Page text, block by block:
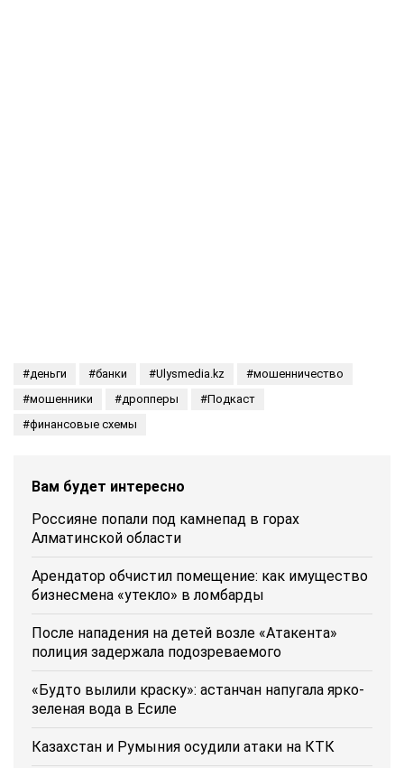
деньги банки Ulysmedia.kz
мошенничество
мошенники
дропперы
Подкаст
финансовые схемы
Вам будет интересно
Россияне попали под камнепад в горах
Алматинской области
Арендатор обчистил помещение: как имущество
бизнесмена «утекло» в ломбарды
После нападения на детей возле «Атакента»
полиция задержала подозреваемого
«Будто вылили краску»: астанчан напугала ярко-
зеленая вода в Есиле
Казахстан и Румыния осудили атаки на КТК